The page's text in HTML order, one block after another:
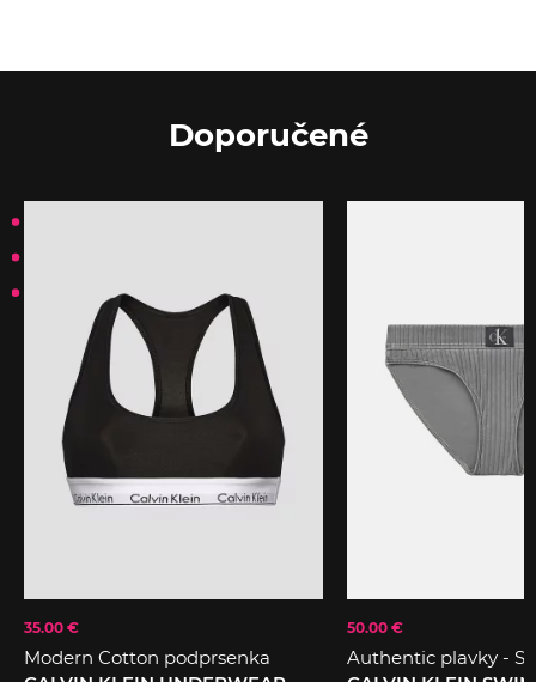
Doporučené
35.00 €
Modern Cotton podprsenka
50.00 €
Authentic plavky -